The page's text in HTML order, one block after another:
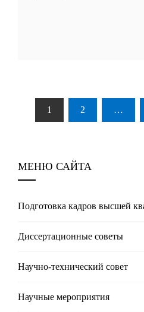
Пагинация
1 2 …
МЕНЮ САЙТА
Подготовка кадров высшей
Диссертационные советы
Научно-технический совет
Научные мероприятия